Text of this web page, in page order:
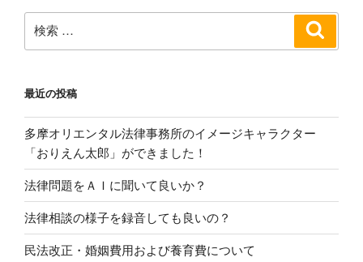
ン
索:
最近の投稿
多摩オリエンタル法律事務所のイメージキャラクター
「おりえん太郎」ができました！
法律問題をＡＩに聞いて良いか？
法律相談の様子を録音しても良いの？
民法改正・婚姻費用および養育費について